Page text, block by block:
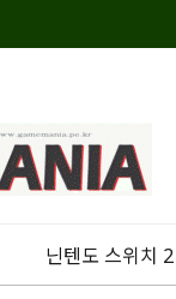
닌텐도 스위치 2